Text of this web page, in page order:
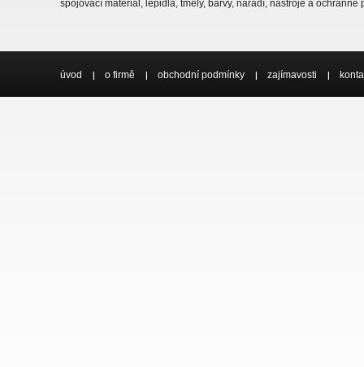
spojovací materiál, lepidla, tmely, barvy, nářadí, nástroje a ochranné
úvod o firmě obchodní podmínky zajímavosti